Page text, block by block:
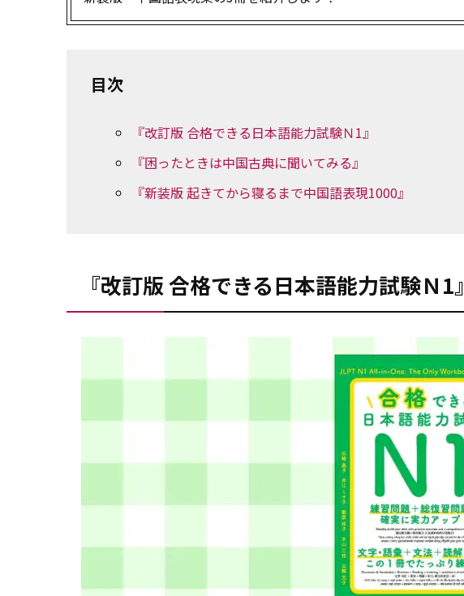
目次
『改訂版 合格できる日本語能力試験Ｎ1』
『困ったときは中国古典に聞いてみる』
『新装版 起きてから寝るまで中国語表現1000』
『改訂版 合格できる日本語能力試験Ｎ1』